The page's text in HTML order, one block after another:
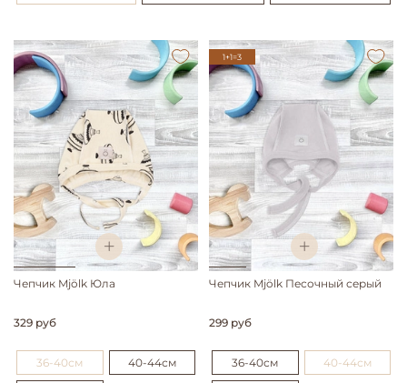
Чепчик Mjölk Юла
329 руб
36-40см 40-44см
1+1=3
Чепчик Mjölk Песочный серый
299 руб
36-40см 40-44см